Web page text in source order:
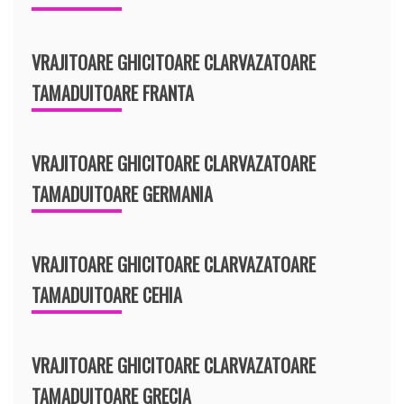
VRAJITOARE GHICITOARE CLARVAZATOARE
TAMADUITOARE FRANTA
VRAJITOARE GHICITOARE CLARVAZATOARE
TAMADUITOARE GERMANIA
VRAJITOARE GHICITOARE CLARVAZATOARE
TAMADUITOARE CEHIA
VRAJITOARE GHICITOARE CLARVAZATOARE
TAMADUITOARE GRECIA